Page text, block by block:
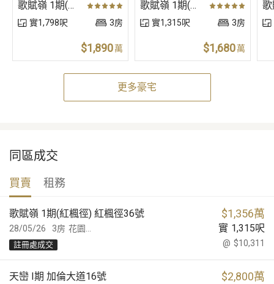
歌賦嶺 1期(棕櫚徑) 粉錦公路338號 (獨立屋)
實1,798呎 3房
$1,890萬
歌賦嶺 1期(櫻桃徑) 粉錦公路338號 (獨立屋)
實1,315呎 3房
$1,680萬
更多豪宅
同區成交
買賣 租務
28/05/26
歌賦嶺 1期(紅楓徑) 紅楓徑36號 $1,356萬
花園... 實 1,315呎
3房
@ $10,311
註冊處成交
天巒 I期 加倫大道16號 $2,800萬